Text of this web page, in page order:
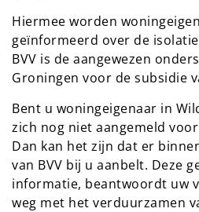
Hiermee worden
geïnformeerd over de
BVV is de aangewezen
Groningen voor de subsidie
Bent u woningeigenaar in
zich nog niet aangemeld
Dan kan het zijn dat er
van BVV bij u aanbelt. Deze
informatie, beantwoordt uw
weg met het verduurzamen